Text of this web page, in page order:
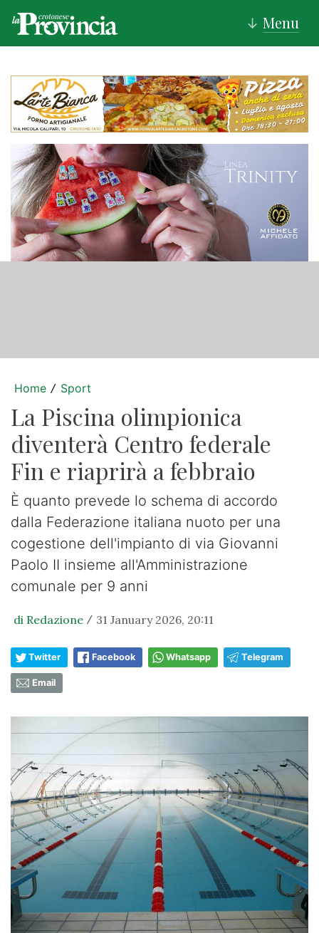
↓ Menu
Home / Sport
La Piscina olimpionica
diventerà Centro federale
Fin e riaprirà a febbraio
È quanto prevede lo schema di accordo
dalla Federazione italiana nuoto per una
cogestione dell'impianto di via Giovanni
Paolo II insieme all'Amministrazione
comunale per 9 anni
di Redazione / 31 January 2026, 20:11
Twitter Facebook Whatsapp Telegram
Email